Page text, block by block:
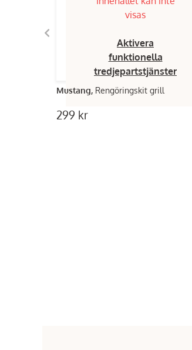
visas
Aktivera
funktionella
tredjepartstjänster
Mustang, Rengöringskit grill
299 kr